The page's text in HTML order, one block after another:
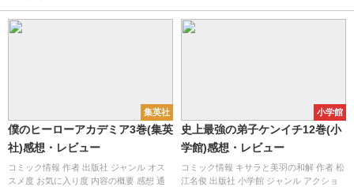
集英社
僕のヒーローアカデミア3巻(集英
社)感想・レビュー
コミック情報 作者 出版社 ジャンル オス
スメ度 お気に入り度 内容の概要 感想 通
小学館
史上最強の弟子ケンイチ12巻(小
学館)感想・レビュー
コミック情報 キサラと美羽の和解 作者 松
江名俊 出版社 小学館 ジャンル アクショ